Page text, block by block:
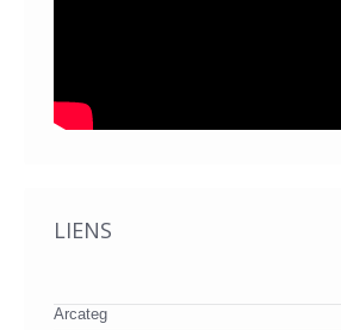
LIENS
Arcateg